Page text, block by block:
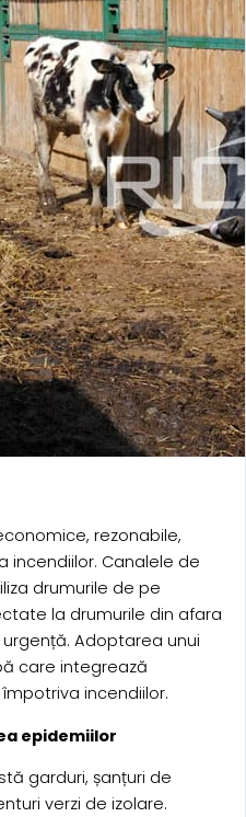
rezonabile,
incendiilor. Canalele de
drumurile de pe
la drumurile din afara
Adoptarea unui
care integrează
incendiilor.
epidemiilor
garduri, șanțuri de
verzi de izolare.